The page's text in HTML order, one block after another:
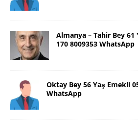
Almanya – Tahir Bey 61
170 8009353 WhatsApp
Oktay Bey 56 Yaş Emekli
WhatsApp